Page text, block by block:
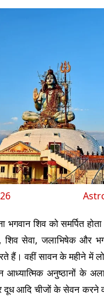
भगवान शिव को समर्पित
शिव सेवा, जलाभिषेक और
हैं। वहीं सावन के महीने में
आध्यात्मिक अनुष्ठानों के
आदि चीजों के सेवन करने